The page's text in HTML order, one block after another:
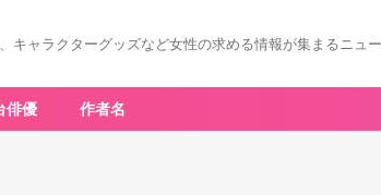
キャラクターグッズなど女性の求める情報が集まるニュ
俳優 作者名